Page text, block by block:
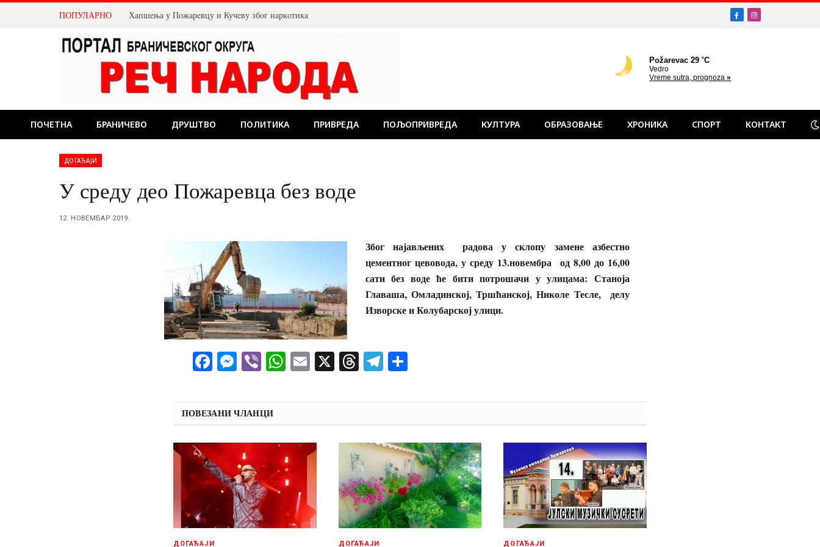
ПОПУЛАРНО Хaпшeњa у Пoжaрeвцу и Кучeву збoг нaркoтикa FacebookInstagram
ПОЧЕТНА БРАНИЧЕВО ДРУШТВО ПОЛИТИКА ПРИВРЕДА ПОЉОПРИВРЕДА КУЛТУРА ОБРАЗОВАЊЕ ХРОНИКА СПОРТ КОНТАКТ
ДОГАЂАЈИ
У среду део Пожаревца без воде
12. НОВЕМБАР 2019.
Због најављених радова у склопу замене азбестно
цементног цевовода, у среду 13.новембра од 8,00 до 16,00
сати без воде ће бити потрошачи у улицама: Станоја
Главаша, Омладинској, Тршћанској, Николе Тесле, делу
Изворске и Колубарској улици.
Facebook
Messenger
ViberWhatsApp
Email
X ThreadsTelegram
ПОВЕЗАНИ ЧЛАНЦИ
ДОГАЂАЈИ ДОГАЂАЈИ ДОГАЂАЈИ